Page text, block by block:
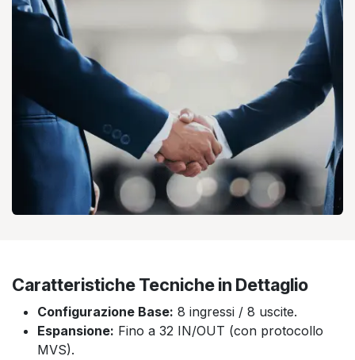
Caratteristiche Tecniche in Dettaglio
Configurazione Base: 8 ingressi / 8 uscite.
Espansione: Fino a 32 IN/OUT (con protocollo
MVS).